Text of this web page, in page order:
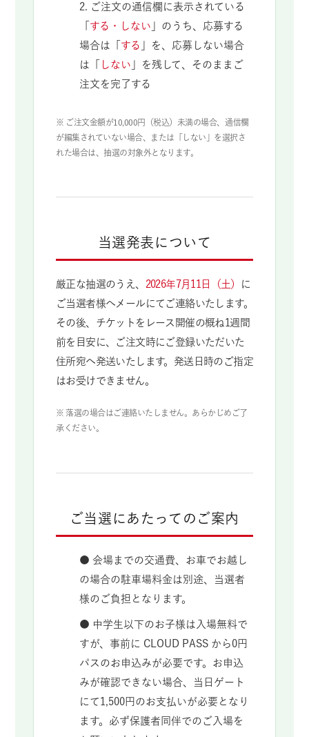
2. ご注文の通信欄に表示されている
する・しない 」のうち、応募する
場合は「 する
」を、応募しない場合
は「
しない 」を残して、そのままご
注文を完了する
※ ご注文金額が10,000円（税込）未満の場合、通信欄
が編集されていない場合、または「しない」を選択さ
れた場合は、抽選の対象外となります。
当選発表について
厳正な抽選のうえ、 2026年7月11日（土）
に
ご当選者様へメールにてご連絡いたします。
その後、チケットをレース開催の概ね1週間
前を目安に、ご注文時にご登録いただいた
住所宛へ発送いたします。発送日時のご指定
はお受けできません。
※ 落選の場合はご連絡いたしません。あらかじめご了
承ください。
ご当選にあたってのご案内
● 会場までの交通費、お車でお越し
の場合の駐車場料金は別途、当選者
様のご負担となります。
● 中学生以下のお子様は入場無料で
すが、事前に CLOUD PASS から0円
パスのお申込みが必要です。お申込
みが確認できない場合、当日ゲート
にて1,500円のお支払いが必要となり
ます。必ず保護者同伴でのご入場を